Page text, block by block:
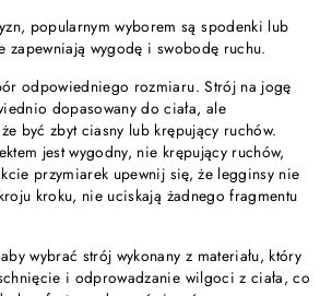
popularnym wyborem są spodenki lub
zapewniają wygodę i swobodę ruchu.
odpowiedniego rozmiaru. Strój na jogę
dopasowany do ciała, ale
być zbyt ciasny lub krępujący ruchów.
jest wygodny, nie krępujący ruchów,
przymiarek upewnij się, że legginsy nie
kroku, nie uciskają żadnego fragmentu
wybrać strój wykonany z materiału, który
i odprowadzanie wilgoci z ciała, co